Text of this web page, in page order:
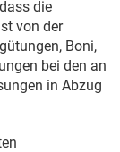
die
von der
Boni,
bei den an
in Abzug